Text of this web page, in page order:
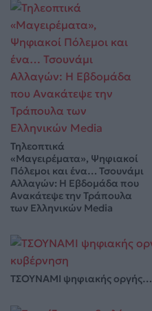
Τηλεοπτικά
«Μαγειρέματα», Ψηφιακοί
Πόλεμοι και ένα… Τσουνάμι
Αλλαγών: Η Εβδομάδα που
Ανακάτεψε την Τράπουλα
των Ελληνικών Media
ΤΣΟΥΝΑΜΙ ψηφιακής οργής…